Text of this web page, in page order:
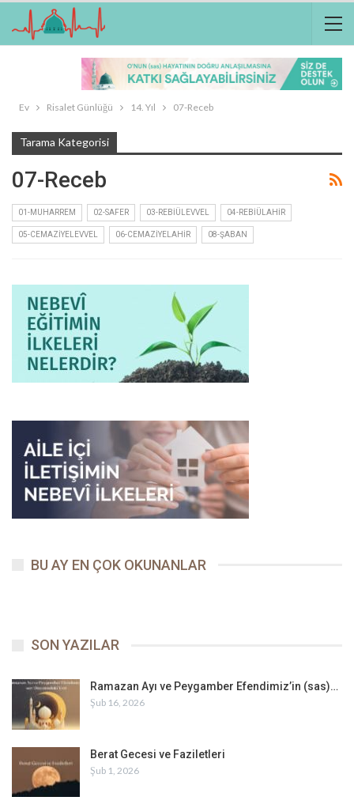
Ev Risalet Günlüğü 14. Yıl 07-Receb
Tarama Kategorisi
07-Receb
01-MUHARREM 02-SAFER 03-REBIÜLEVVEL 04-REBIÜLAHIR
05-CEMAZIYELEVVEL 06-CEMAZIYELAHIR 08-ŞABAN
BU AY EN ÇOK OKUNANLAR
SON YAZILAR
Ramazan Ayı ve Peygamber Efendimiz’in (sas)…
Şub 16, 2026
Berat Gecesi ve Faziletleri
Şub 1, 2026